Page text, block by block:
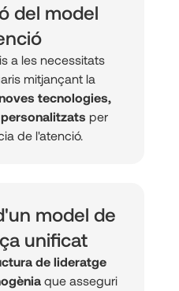
del model
a les necessitats
mitjançant la
tecnologies,
per
de l'atenció.
model de
unificat
de lideratge
que asseguri